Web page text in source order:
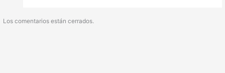
Los comentarios están cerrados.